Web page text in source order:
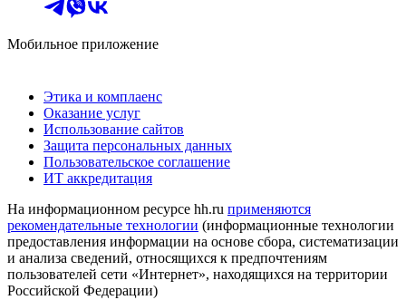
Мобильное приложение
Этика и комплаенс
Оказание услуг
Использование сайтов
Защита персональных данных
Пользовательское соглашение
ИТ аккредитация
На информационном ресурсе hh.ru применяются
рекомендательные технологии (информационные технологии
предоставления информации на основе сбора, систематизации
и анализа сведений, относящихся к предпочтениям
пользователей сети «Интернет», находящихся на территории
Российской Федерации)